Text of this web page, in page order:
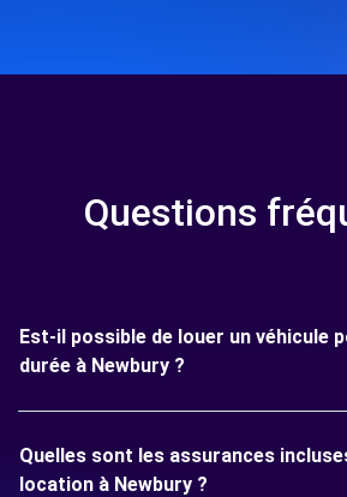
Questions
Est-il possible de louer un véhicule
durée à Newbury ?
Quelles sont les assurances
location à Newbury ?